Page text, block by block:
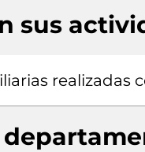
sus
realizadas